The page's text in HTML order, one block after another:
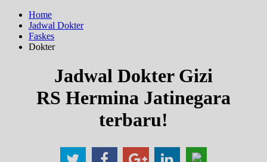
Home
Jadwal Dokter
Faskes
Dokter
Jadwal Dokter Gizi
RS Hermina Jatinegara
terbaru!